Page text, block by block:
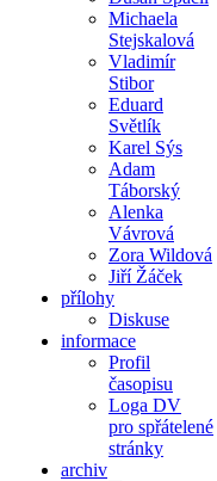
Michaela
Stejskalová
Vladimír
Stibor
Eduard
Světlík
Karel Sýs
Adam
Táborský
Alenka
Vávrová
Zora Wildová
Jiří Žáček
přílohy
Diskuse
informace
Profil
časopisu
Loga DV
pro spřátelené
stránky
archiv